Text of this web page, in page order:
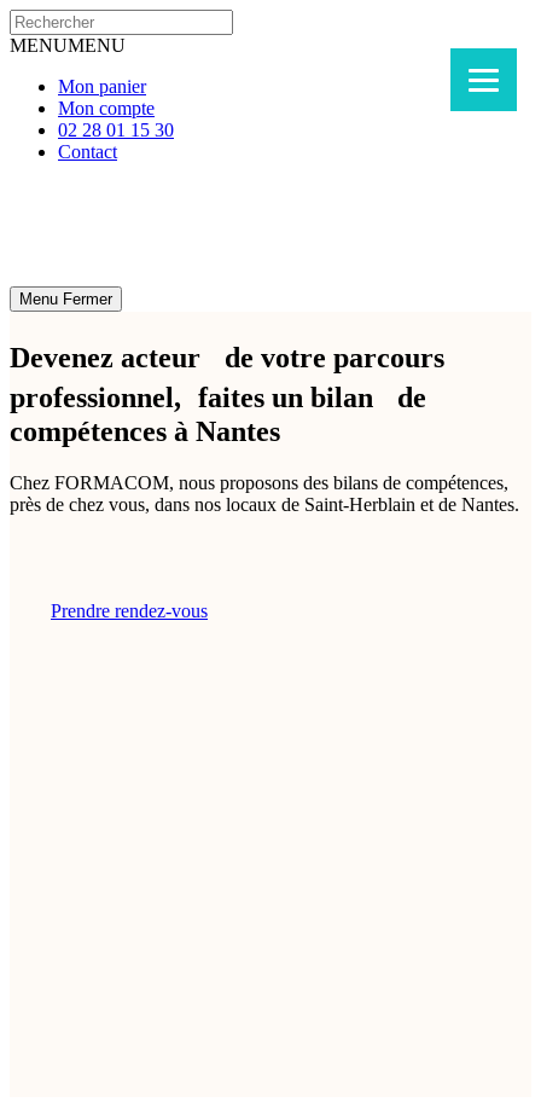
MENUMENU
Mon panier
Mon compte
02 28 01 15 30
Contact
Menu Fermer
Devenez acteur de votre parcours
professionnel, faites un bilan de
compétences à Nantes
Chez FORMACOM, nous proposons des bilans de compétences,
près de chez vous, dans nos locaux de Saint-Herblain et de Nantes.
Prendre rendez-vous